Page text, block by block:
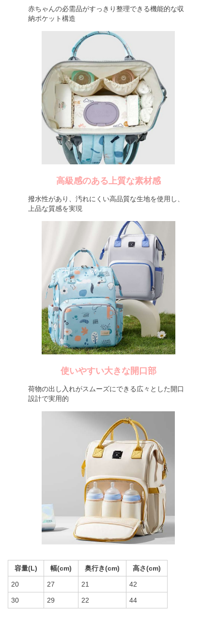
赤ちゃんの必需品がすっきり整理できる機能的な収
納ポケット構造
高級感のある上質な素材感
撥水性があり、汚れにくい高品質な生地を使用し、
上品な質感を実現
使いやすい大きな開口部
荷物の出し入れがスムーズにできる広々とした開口
設計で実用的
容量(L) 幅(cm) 奥行き(cm) 高さ(cm)
20 27 21 42
30 29 22 44